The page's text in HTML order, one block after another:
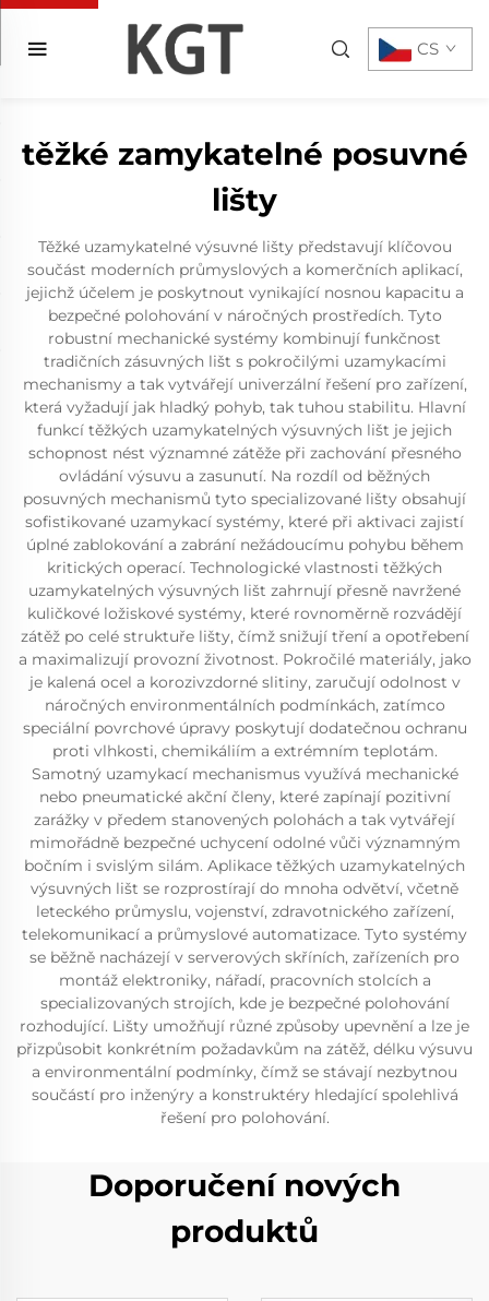
CS
těžké zamykatelné posuvné
lišty
Těžké uzamykatelné výsuvné lišty představují klíčovou
součást moderních průmyslových a komerčních aplikací,
jejichž účelem je poskytnout vynikající nosnou kapacitu a
bezpečné polohování v náročných prostředích. Tyto
robustní mechanické systémy kombinují funkčnost
tradičních zásuvných lišt s pokročilými uzamykacími
mechanismy a tak vytvářejí univerzální řešení pro zařízení,
která vyžadují jak hladký pohyb, tak tuhou stabilitu. Hlavní
funkcí těžkých uzamykatelných výsuvných lišt je jejich
schopnost nést významné zátěže při zachování přesného
ovládání výsuvu a zasunutí. Na rozdíl od běžných
posuvných mechanismů tyto specializované lišty obsahují
sofistikované uzamykací systémy, které při aktivaci zajistí
úplné zablokování a zabrání nežádoucímu pohybu během
kritických operací. Technologické vlastnosti těžkých
uzamykatelných výsuvných lišt zahrnují přesně navržené
kuličkové ložiskové systémy, které rovnoměrně rozvádějí
zátěž po celé struktuře lišty, čímž snižují tření a opotřebení
a maximalizují provozní životnost. Pokročilé materiály, jako
je kalená ocel a korozivzdorné slitiny, zaručují odolnost v
náročných environmentálních podmínkách, zatímco
speciální povrchové úpravy poskytují dodatečnou ochranu
proti vlhkosti, chemikáliím a extrémním teplotám.
Samotný uzamykací mechanismus využívá mechanické
nebo pneumatické akční členy, které zapínají pozitivní
zarážky v předem stanovených polohách a tak vytvářejí
mimořádně bezpečné uchycení odolné vůči významným
bočním i svislým silám. Aplikace těžkých uzamykatelných
výsuvných lišt se rozprostírají do mnoha odvětví, včetně
leteckého průmyslu, vojenství, zdravotnického zařízení,
telekomunikací a průmyslové automatizace. Tyto systémy
se běžně nacházejí v serverových skříních, zařízeních pro
montáž elektroniky, nářadí, pracovních stolcích a
specializovaných strojích, kde je bezpečné polohování
rozhodující. Lišty umožňují různé způsoby upevnění a lze je
přizpůsobit konkrétním požadavkům na zátěž, délku výsuvu
a environmentální podmínky, čímž se stávají nezbytnou
součástí pro inženýry a konstruktéry hledající spolehlivá
řešení pro polohování.
Doporučení nových
produktů